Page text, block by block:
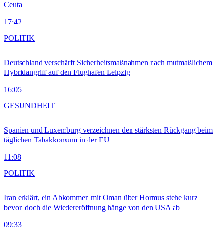
Ceuta
17:42
Deutschland verschärft Sicherheitsmaßnahmen nach mutmaßlichem
Hybridangriff auf den Flughafen Leipzig
16:05
POLITIK
Spanien und Luxemburg verzeichnen den stärksten Rückgang beim
täglichen Tabakkonsum in der EU
11:08
GESUNDHEIT
Iran erklärt, ein Abkommen mit Oman über Hormus stehe kurz
bevor, doch die Wiedereröffnung hänge von den USA ab
09:33
POLITIK